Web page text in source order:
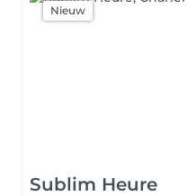
Nieuw
Sublim Heure